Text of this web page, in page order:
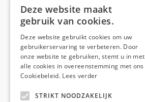
Telefoon:0473 44 56 94
NAVIGATION
Home
Deze website maakt
gebruik van cookies.
Deze website gebruikt cookies om uw
gebruikerservaring te verbeteren. Door
onze website te gebruiken, stemt u in met
alle cookies in overeenstemming met ons
Cookiebeleid. Lees verder
STRIKT NOODZAKELIJK